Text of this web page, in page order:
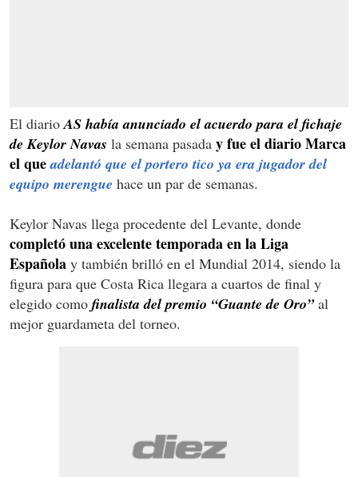
El diario AS había anunciado el acuerdo para el fichaje
de Keylor Navas la semana pasada y fue el diario Marca
el queadelantó que el portero tico ya era jugador del
equipo merengue hace un par de semanas.
Keylor Navas llega procedente del Levante, donde
completó una excelente temporada en la Liga
Española y también brilló en el Mundial 2014, siendo la
figura para que Costa Rica llegara a cuartos de final y
elegido como finalista del premio “Guante de Oro”al
mejor guardameta del torneo.